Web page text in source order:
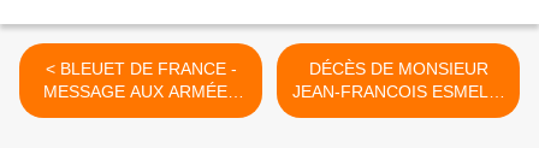
< BLEUET DE FRANCE -
MESSAGE AUX ARMÉES
DU GÉNÉRAL D'ARMÉE
DÉCÈS DE MONSIEUR
JEAN-FRANCOIS ESMELIN
>